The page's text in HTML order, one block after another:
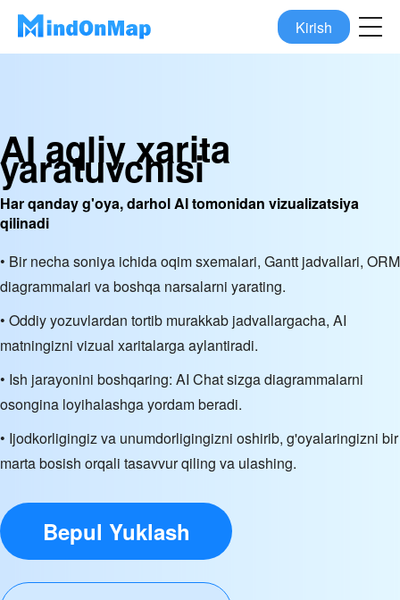
Kirish
AI aqliy xarita
yaratuvchisi
Har qanday g'oya, darhol AI tomonidan vizualizatsiya
qilinadi
• Bir necha soniya ichida oqim sxemalari, Gantt jadvallari, ORM
diagrammalari va boshqa narsalarni yarating.
• Oddiy yozuvlardan tortib murakkab jadvallargacha, AI
matningizni vizual xaritalarga aylantiradi.
• Ish jarayonini boshqaring: AI Chat sizga diagrammalarni
osongina loyihalashga yordam beradi.
• Ijodkorligingiz va unumdorligingizni oshirib, g'oyalaringizni bir
marta bosish orqali tasavvur qiling va ulashing.
Bepul Yuklash